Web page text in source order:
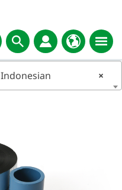
×
Indonesian